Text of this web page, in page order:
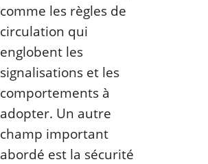
comme les règles de
circulation qui
englobent les
signalisations et les
comportements à
adopter. Un autre
champ important
abordé est la sécurité